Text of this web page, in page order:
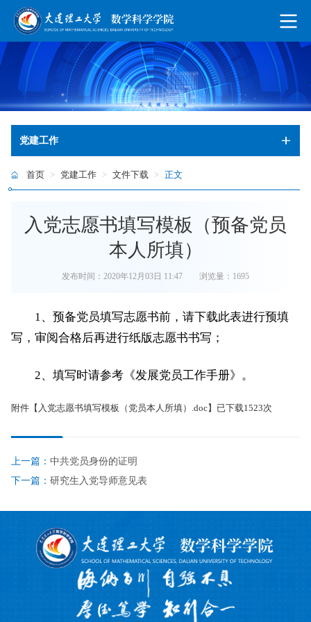
党建工作
首页 > 党建工作 > 文件下载 > 正文
入党志愿书填写模板（预备党员
本人所填）
发布时间：2020年12月03日 11:47 浏览量： 1695
1、预备党员填写志愿书前，请下载此表进行预填
写，审阅合格后再进行纸版志愿书书写；
2、填写时请参考《发展党员工作手册》。
附件【 入党志愿书填写模板（党员本人所填）.doc】已下载1523次
上一篇： 中共党员身份的证明
下一篇： 研究生入党导师意见表